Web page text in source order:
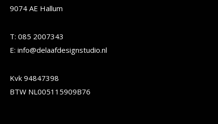
9074 AE Hallum
T: 085 2007343
E: info@delaafdesignstudio.nl
Kvk 94847398
BTW NL005115909B76